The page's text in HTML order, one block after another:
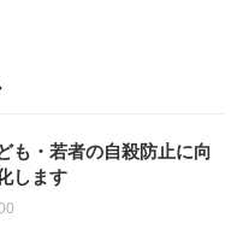
も・若者の自殺防止に向
します